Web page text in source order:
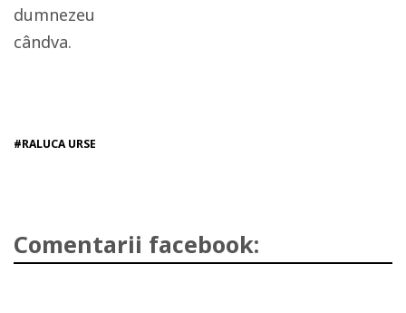
dumnezeu
cândva.
#RALUCA URSE
Comentarii facebook: